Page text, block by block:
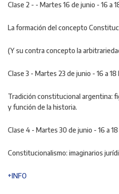
Clase 2 - - Martes 16 de junio - 16 a
La formación del concepto
(Y su contra concepto la
Clase 3 - Martes 23 de junio - 16 a 18
Tradición constitucional argentina:
y función de la historia.
Clase 4 - Martes 30 de junio - 16 a
Constitucionalismo: imaginarios
+INFO